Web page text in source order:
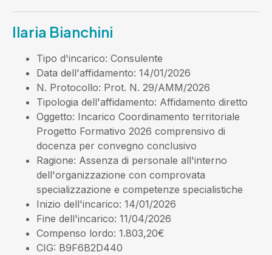
Ilaria Bianchini
Tipo d'incarico: Consulente
Data dell'affidamento: 14/01/2026
N. Protocollo: Prot. N. 29/AMM/2026
Tipologia dell'affidamento: Affidamento diretto
Oggetto: Incarico Coordinamento territoriale
Progetto Formativo 2026 comprensivo di
docenza per convegno conclusivo
Ragione: Assenza di personale all'interno
dell'organizzazione con comprovata
specializzazione e competenze specialistiche
Inizio dell'incarico: 14/01/2026
Fine dell'incarico: 11/04/2026
Compenso lordo: 1.803,20€
CIG: B9F6B2D440